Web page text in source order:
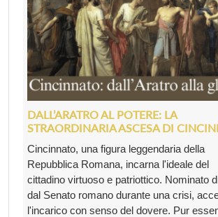
DALL’ARATRO AL POTERE: LA
STRAORDINARIA ASCESA DI
Cincinnato, una figura leggendaria della
Repubblica Romana, incarna l'ideale del
cittadino virtuoso e patriottico. Nominato
dal Senato romano durante una crisi,
l'incarico con senso del dovere. Pur